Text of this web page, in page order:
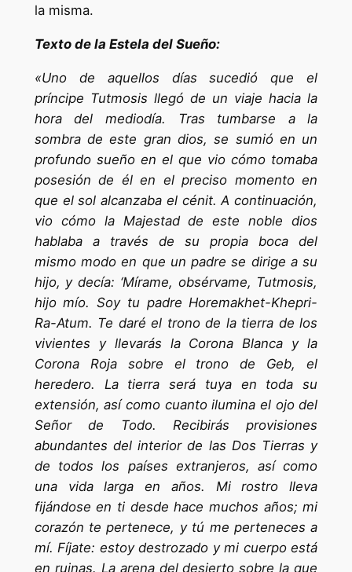
la misma.
Texto de la Estela del Sueño:
«Uno de aquellos días sucedió que el
príncipe Tutmosis llegó de un viaje hacia la
hora del mediodía. Tras tumbarse a la
sombra de este gran dios, se sumió en un
profundo sueño en el que vio cómo tomaba
posesión de él en el preciso momento en
que el sol alcanzaba el cénit. A continuación,
vio cómo la Majestad de este noble dios
hablaba a través de su propia boca del
mismo modo en que un padre se dirige a su
hijo, y decía: ‘Mírame, obsérvame, Tutmosis,
hijo mío. Soy tu padre Horemakhet-Khepri-
Ra-Atum. Te daré el trono de la tierra de los
vivientes y llevarás la Corona Blanca y la
Corona Roja sobre el trono de Geb, el
heredero. La tierra será tuya en toda su
extensión, así como cuanto ilumina el ojo del
Señor de Todo. Recibirás provisiones
abundantes del interior de las Dos Tierras y
de todos los países extranjeros, así como
una vida larga en años. Mi rostro lleva
fijándose en ti desde hace muchos años; mi
corazón te pertenece, y tú me perteneces a
mí. Fíjate: estoy destrozado y mi cuerpo está
en ruinas. La arena del desierto sobre la que